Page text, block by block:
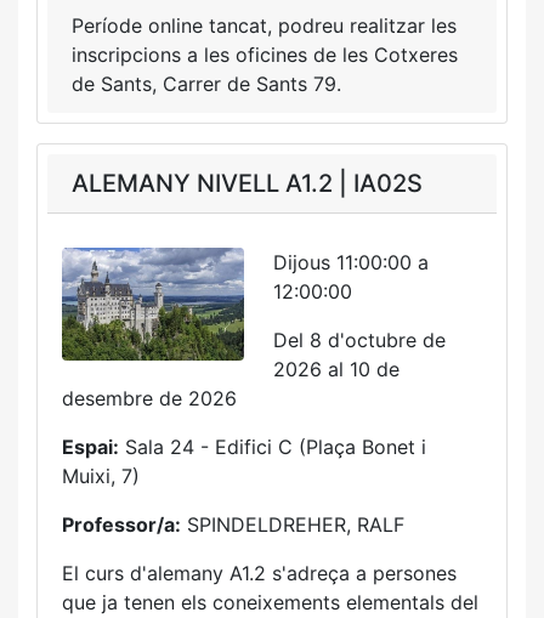
Període online tancat, podreu realitzar les
inscripcions a les oficines de les Cotxeres
de Sants, Carrer de Sants 79.
ALEMANY NIVELL A1.2 | IA02S
Dijous 11:00:00 a
12:00:00
Del 8 d'octubre de
2026 al 10 de
desembre de 2026
Espai: Sala 24 - Edifici C (Plaça Bonet i
Muixi, 7)
Professor/a: SPINDELDREHER, RALF
El curs d'alemany A1.2 s'adreça a persones
que ja tenen els coneixements elementals del